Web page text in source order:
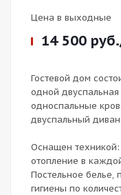
Цена в выходные
14 500 руб.
Гостевой дом
одной двуспальная
односпальные
двуспальный диван.
Оснащен
отопление в
Постельное белье,
гигиены по